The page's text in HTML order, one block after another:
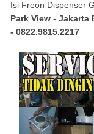
Isi Freon Dispenser
Park View - Jakarta
- 0822.9815.2217